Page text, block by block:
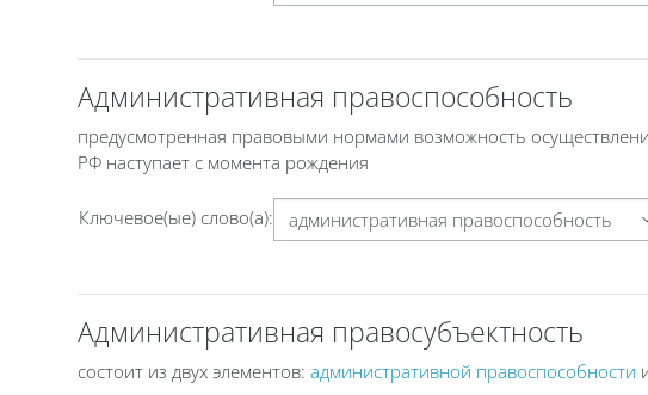
Административная правоспособность
предусмотренная правовыми нормами возможность
РФ наступает с момента рождения
Ключевое(ые) слово(а):
Административная правосубъектность
состоит из двух элементов: административной правоспособности